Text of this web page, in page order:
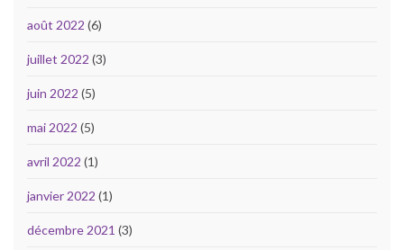
août 2022 (6)
juillet 2022 (3)
juin 2022 (5)
mai 2022 (5)
avril 2022 (1)
janvier 2022 (1)
décembre 2021 (3)